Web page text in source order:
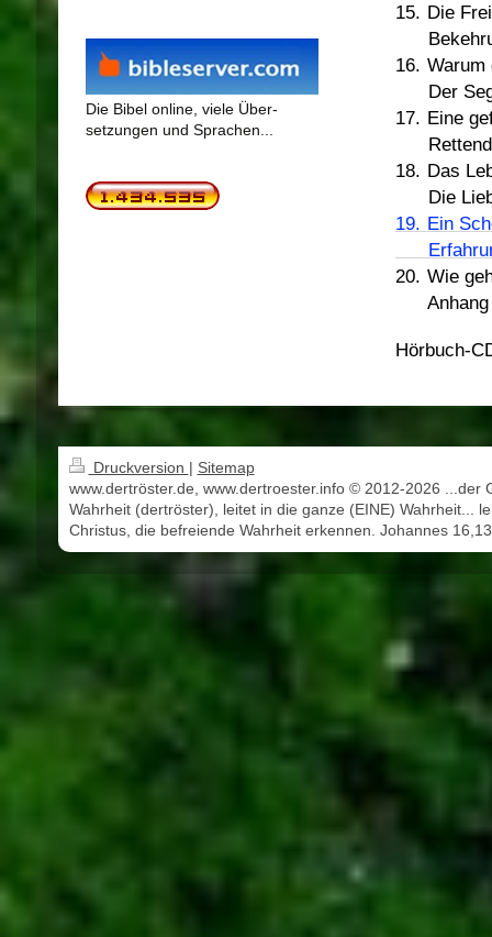
15. Die
16. Warum
Der
17. Eine
18. Das
Die
19. Ein
20. Wie
Anhang
Hörbuch-
Die Bibel online, viele Über-
setzungen und Sprachen...
Druckversion | Sitemap
www.dertröster.de, www.dertroester.info © 2012-2026 ...der
Wahrheit (dertröster), leitet in die ganze (EINE) Wahrheit...
Christus, die befreiende Wahrheit erkennen. Johannes 16,13